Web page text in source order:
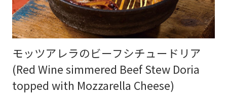
モッツアレラのビーフシチュードリア
(Red Wine simmered Beef Stew Doria
topped with Mozzarella Cheese)